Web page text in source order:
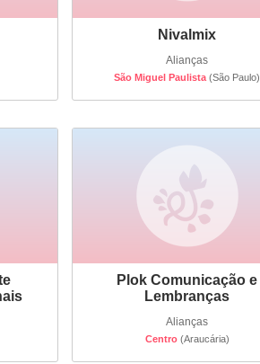
Nivalmix
Alianças
São Miguel Paulista (São Paulo)
Plok Comunicação e
Lembranças
Alianças
Centro(Araucária)